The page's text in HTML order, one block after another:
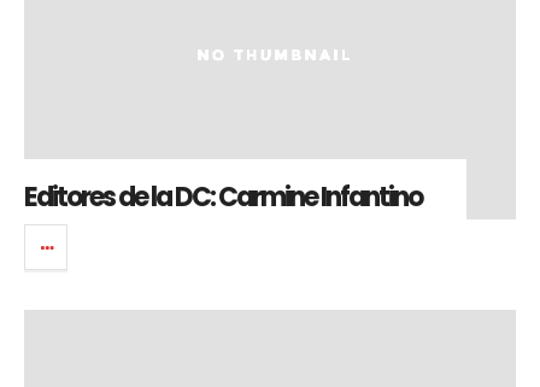
Editores de la DC: Carmine Infantino